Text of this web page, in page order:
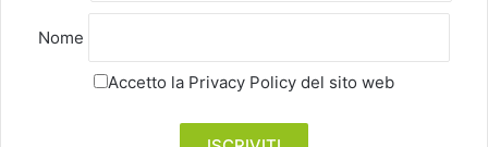
Nome
Accetto la Privacy Policy del sito web